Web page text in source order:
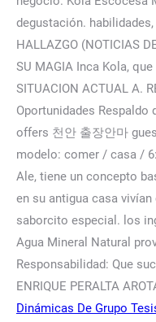
Dinámicas De Grupo